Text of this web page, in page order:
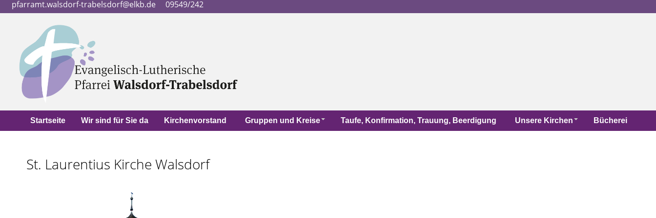
pfarramt.walsdorf-trabelsdorf@elkb.de 09549/242
Startseite Wir sind für Sie da Kirchenvorstand Gruppen und Kreise Taufe, Konfirmation, Trauung, Beerdigung Unsere Kirchen Bücherei
St. Laurentius Kirche Walsdorf